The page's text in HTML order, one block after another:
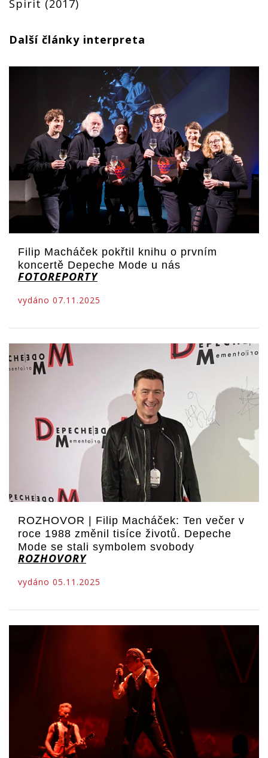
Spirit (2017)
Další články interpreta
Filip Macháček pokřtil knihu o prvním
koncertě Depeche Mode u nás
FOTOREPORTY
vydáno 07.11.2025
ROZHOVOR | Filip Macháček: Ten večer v
roce 1988 změnil tisíce životů. Depeche
Mode se stali symbolem svobody
ROZHOVORY
vydáno 05.11.2025